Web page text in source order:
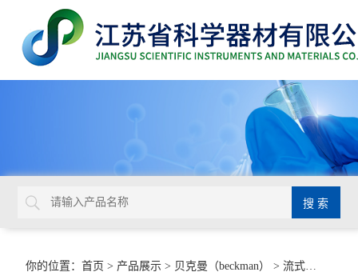
你的位置：首页 > 产品展示 > 贝克曼（beckman） >流式试剂